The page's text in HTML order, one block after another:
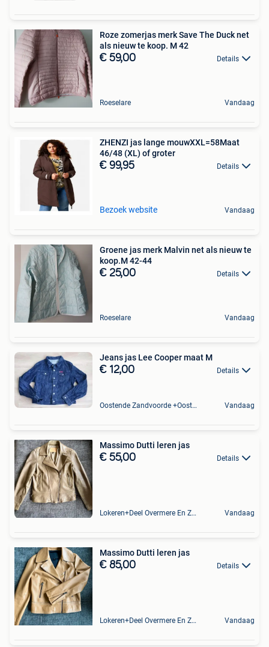
Roze zomerjas merk Save The Duck net
als nieuw te koop. M 42
€ 59,00 Details
Roeselare Vandaag
ZHENZI jas lange mouwXXL=58Maat
46/48 (XL) of groter
€ 99,95 Details
Bezoek website Vandaag
Groene jas merk Malvin net als nieuw te
koop.M 42-44
€ 25,00 Details
Roeselare Vandaag
Jeans jas Lee Cooper maat M
€ 12,00 Details
Oostende Zandvoorde +Oostende Vandaag
Massimo Dutti leren jas
€ 55,00 Details
Lokeren+Deel Overmere En Zele Vandaag
Massimo Dutti leren jas
€ 85,00 Details
Lokeren+Deel Overmere En Zele Vandaag